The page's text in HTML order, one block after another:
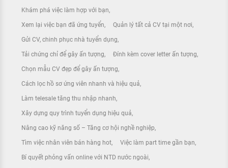
Khám phá việc làm hợp với bạn
Xem lại việc bạn đã ứng tuyển Quản lý tất cả CV tại một nơi
Gửi CV, chinh phục nhà tuyển dụng
Tải chứng chỉ để gây ấn tượng Đính kèm cover letter ấn tượng
Chọn mẫu CV đẹp để gây ấn tượng
Cách lọc hồ sơ ứng viên nhanh và hiệu quả
Làm telesale tăng thu nhập nhanh
Xây dựng quy trình tuyển dụng hiệu quả
Nâng cao kỹ năng số – Tăng cơ hội nghề nghiệp
Tìm việc nhân viên bán hàng hot Việc làm part time gần bạn
Bí quyết phỏng vấn online với NTD nước ngoài